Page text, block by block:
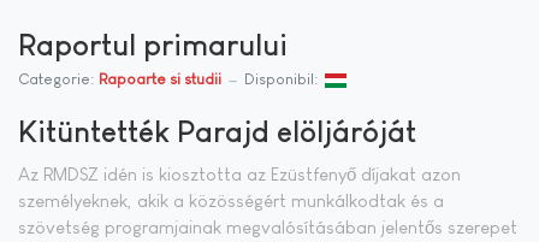
Raportul primarului
Categorie: Rapoarte si studii Disponibil:
Kitüntették Parajd elöljáróját
Az RMDSZ idén is kiosztotta az Ezüstfenyő díjakat azon
személyeknek, akik a közösségért munkálkodtak és a
szövetség programjainak megvalósításában jelentős szerepet